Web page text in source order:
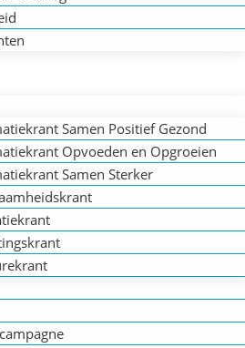
Samen Positief Gezond
Opvoeden en Opgroeien
Samen Sterker